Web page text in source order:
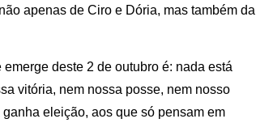
apenas de Ciro e Dória, mas também da
deste 2 de outubro é: nada está
vitória, nem nossa posse, nem nosso
eleição, aos que só pensam em